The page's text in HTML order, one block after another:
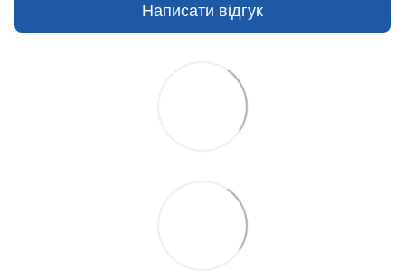
Написати відгук